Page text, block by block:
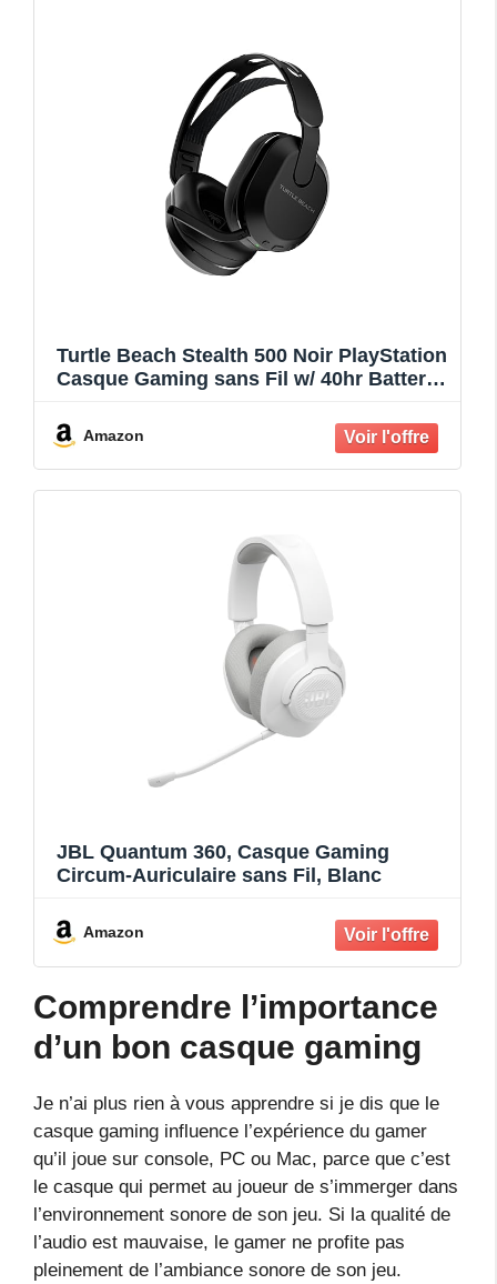
Turtle Beach Stealth 500 Noir PlayStation
Casque Gaming sans Fil w/ 40hr Batterie
MobileAmazon
JBL Quantum 360, Casque Gaming
Circum-Auriculaire sans Fil, Blanc
Amazon
Comprendre l’importance
d’un bon casque gaming
Je n’ai plus rien à vous apprendre si je dis que le
casque gaming influence l’expérience du gamer
qu’il joue sur console, PC ou Mac, parce que c’est
le casque qui permet au joueur de s’immerger dans
l’environnement sonore de son jeu. Si la qualité de
l’audio est mauvaise, le gamer ne profite pas
pleinement de l’ambiance sonore de son jeu.